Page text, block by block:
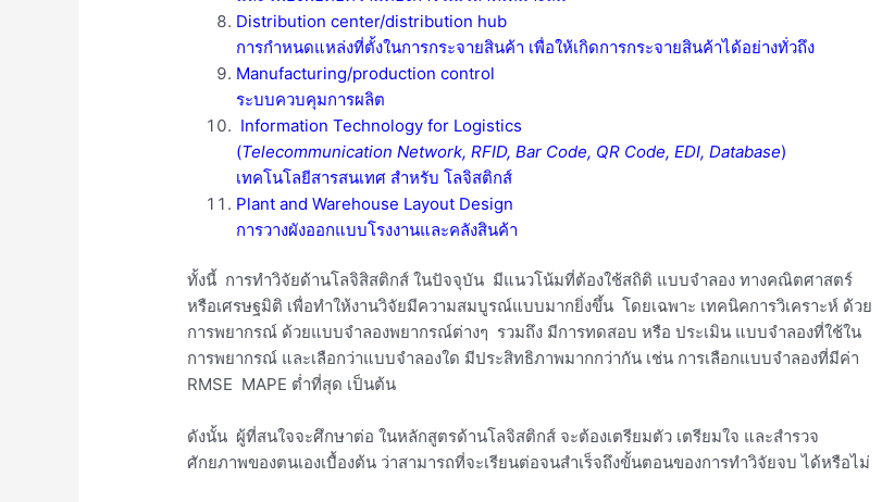
Distribution center/distribution hub
การกำหนดแหล่งที่ตั้งในการกระจายสินค้า เพื่อให้เกิดการกระจายสินค้าได้อย่างทั่วถึง
Manufacturing/production control
ระบบควบคุมการผลิต
Information Technology for Logistics
(Telecommunication Network, RFID, Bar Code, QR Code, EDI, Database)
เทคโนโลยีสารสนเทศ สำหรับ โลจิสติกส์
Plant and Warehouse Layout Design
การวางผังออกแบบโรงงานและคลังสินค้า
ทั้งนี้ การทำวิจัยด้านโลจิสิสติกส์ ในปัจจุบัน มีแนวโน้มที่ต้องใช้สถิติ แบบจำลอง ทางคณิตศาสตร์
หรือเศรษฐมิติ เพื่อทำให้งานวิจัยมีความสมบูรณ์แบบมากยิ่งขึ้น โดยเฉพาะ เทคนิคการวิเคราะห์ ด้วย
การพยากรณ์ ด้วยแบบจำลองพยากรณ์ต่างๆ รวมถึง มีการทดสอบ หรือ ประเมิน แบบจำลองที่ใช้ใน
การพยากรณ์ และเลือกว่าแบบจำลองใด มีประสิทธิภาพมากกว่ากัน เช่น การเลือกแบบจำลองที่มีค่า
RMSE MAPE ต่ำที่สุด เป็นต้น
ดังนั้น ผู้ที่สนใจจะศึกษาต่อ ในหลักสูตรด้านโลจิสติกส์ จะต้องเตรียมตัว เตรียมใจ และสำรวจ
ศักยภาพของตนเองเบื้องต้น ว่าสามารถที่จะเรียนต่อจนสำเร็จถึงขั้นตอนของการทำวิจัยจบ ได้หรือไม่